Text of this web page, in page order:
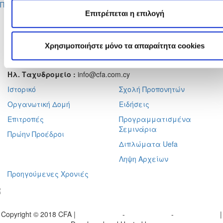
Επιτρέπεται η επιλογή
Χρησιμοποιήστε μόνο τα απαραίτητα cookies
Περισσότερα
Αχαιών 10 2413 - Έγκωμη Λευκωσία Κύπρος
Τηλ. :+357 22352341 , +357 77771606
+357 22590544
Ταχ. Διεύθυνση :Τ.Θ. 25071, 1306 - Λευκωσία Κύπρος
Ηλ. Ταχυδρομείο : info@cfa.com.cy
Ιστορικό
Οργανωτική Δομή
Επιτροπές
Πρώην Προέδροι
Σχολή Προπονητών
Ειδήσεις
Προγραμματισμένα
Σεμινάρια
Διπλώματα Uefa
Ληψη Αρχείων
Προηγούμενες Χρονιές
Copyright © 2018 CFA | - -
|